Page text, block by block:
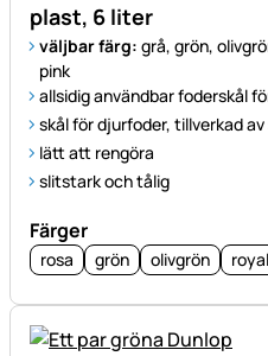
plast, 6 liter
väljbar färg: grå, grön,
pink
allsidig användbar foderskål
skål för djurfoder, tillverkad
lätt att rengöra
slitstark och tålig
Färger
rosa grön olivgrön